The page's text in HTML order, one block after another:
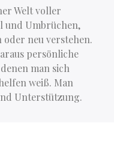
Welt voller
und Umbrüchen,
neu verstehen.
persönliche
man sich
weiß. Man
Unterstützung.